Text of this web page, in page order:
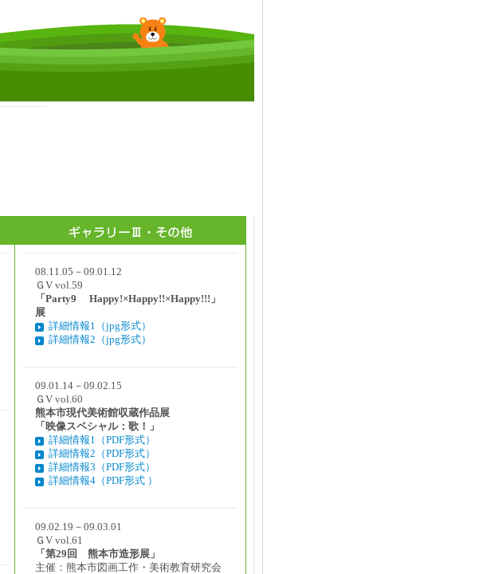
08.11.05－09.01.12
ＧV vol.59
「Party9 Happy!×Happy!!×Happy!!!」
展
詳細情報1（jpg形式）
詳細情報2（jpg形式）
09.01.14－09.02.15
ＧV vol.60
熊本市現代美術館収蔵作品展
「映像スペシャル：歌！」
詳細情報1（PDF形式）
詳細情報2（PDF形式）
詳細情報3（PDF形式）
詳細情報4（PDF形式 ）
09.02.19－09.03.01
ＧV vol.61
「第29回 熊本市造形展」
主催：熊本市図画工作・美術教育研究会